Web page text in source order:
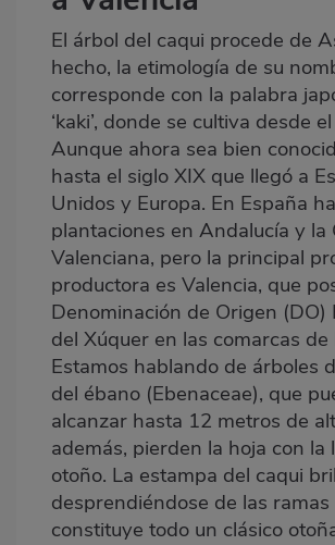
El árbol del caqui procede de
hecho, la etimología de su
corresponde con la palabra
‘kaki’, donde se cultiva desde
Aunque ahora sea bien
hasta el siglo XIX que llegó a
Unidos y Europa. En España
plantaciones en Andalucía y la
Valenciana, pero la principal
productora es Valencia, que
Denominación de Origen (DO)
del Xúquer en las comarcas de
Estamos hablando de árboles
del ébano (Ebenaceae), que
alcanzar hasta 12 metros de
además, pierden la hoja con la
otoño. La estampa del caqui
desprendiéndose de las
constituye todo un clásico